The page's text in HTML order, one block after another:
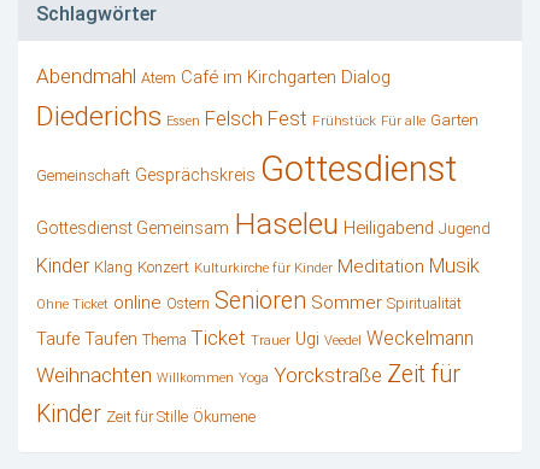
Schlagwörter
Abendmahl Atem Café im Kirchgarten Dialog
Diederichs Essen Felsch Fest Frühstück Für alle Garten
Gemeinschaft Gesprächskreis Gottesdienst
Gottesdienst Gemeinsam Haseleu Heiligabend Jugend
Kinder Klang Konzert Kulturkirche für Kinder Meditation Musik
Ohne Ticket online Ostern Senioren Sommer Spiritualität
Taufe Taufen Thema Ticket Trauer Ugi Veedel Weckelmann
Weihnachten Willkommen Yoga Yorckstraße Zeit für
Kinder Zeit für Stille Ökumene